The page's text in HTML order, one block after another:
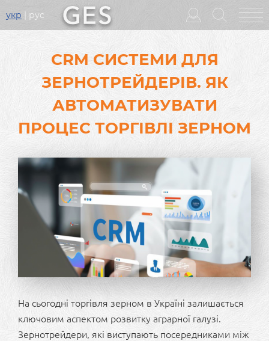
укр рус
Головне
меню
CRM СИСТЕМИ ДЛЯ
ЗЕРНОТРЕЙДЕРІВ. ЯК
АВТОМАТИЗУВАТИ
ПРОЦЕС ТОРГІВЛІ ЗЕРНОМ
На сьогодні торгівля зерном в Україні залишається
ключовим аспектом розвитку аграрної галузі.
Зернотрейдери, які виступають посередниками між